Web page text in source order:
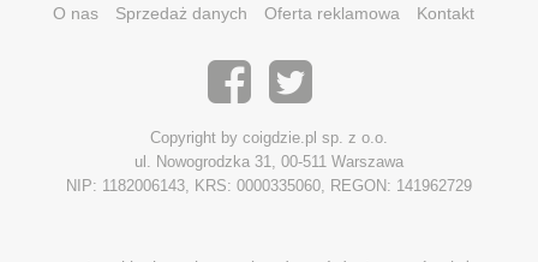
O nas Sprzedaż danych Oferta reklamowa Kontakt
Copyright by coigdzie.pl sp. z o.o.
ul. Nowogrodzka 31, 00-511 Warszawa
NIP: 1182006143, KRS: 0000335060, REGON: 141962729